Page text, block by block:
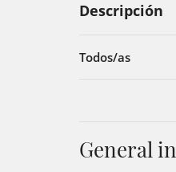
Descripción
Todos/as
General